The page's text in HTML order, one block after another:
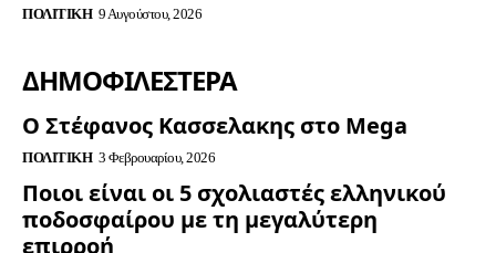
ΠΟΛΙΤΙΚΉ 9 Αυγούστου, 2026
ΔΗΜΟΦΙΛΈΣΤΕΡΑ
Ο Στέφανος Κασσελακης στο Mega
ΠΟΛΙΤΙΚΉ 3 Φεβρουαρίου, 2026
Ποιοι είναι οι 5 σχολιαστές ελληνικού
ποδοσφαίρου με τη μεγαλύτερη
επιρροή